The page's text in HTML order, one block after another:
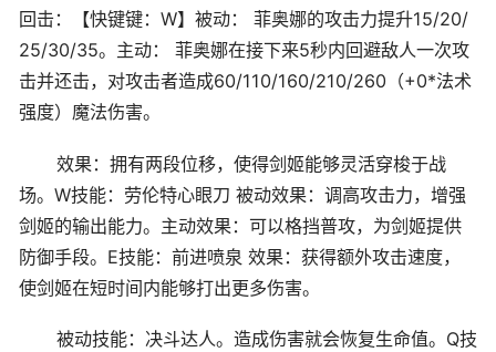
回击：【快键键：W】被动： 菲奥娜的攻击力提升15/20/
25/30/35。主动： 菲奥娜在接下来5秒内回避敌人一次攻
击并还击，对攻击者造成60/110/160/210/260（+0*法术
强度）魔法伤害。
效果：拥有两段位移，使得剑姬能够灵活穿梭于战
场。W技能：劳伦特心眼刀 被动效果：调高攻击力，增强
剑姬的输出能力。主动效果：可以格挡普攻，为剑姬提供
防御手段。E技能：前进喷泉 效果：获得额外攻击速度，
使剑姬在短时间内能够打出更多伤害。
被动技能：决斗达人。造成伤害就会恢复生命值。Q技